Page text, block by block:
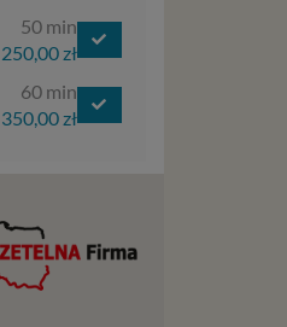
50 min
250,00 zł
60 min
350,00 zł